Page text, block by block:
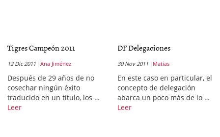
Tigres Campeón 2011
12 Dic 2011 Ana Jiménez
Después de 29 años de no
cosechar ningún éxito
traducido en un título, los …
Leer
DF Delegaciones
30 Nov 2011 Matias
En este caso en particular, el
concepto de delegación
abarca un poco más de lo …
Leer